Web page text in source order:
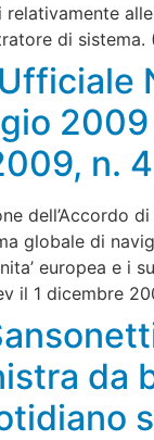
di sistema.
n.
dell’Accordo
globale di
europea e i
il 1 dicembre
da